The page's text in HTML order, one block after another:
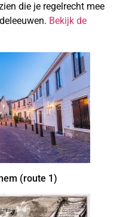
die je regelrecht mee
Bekijk de
(route 1)